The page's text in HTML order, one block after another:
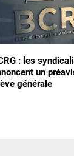
: les
un
générale